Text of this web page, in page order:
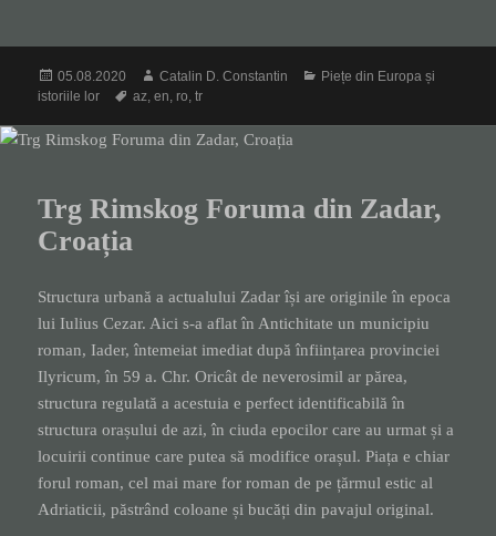
Posted
on
05.08.2020 Author
Catalin D. Constantin Categories
Piețe din Europa și
istoriile lor
Tags
az ,en ro ,tr
Trg Rimskog Foruma din Zadar,
Croația
Structura urbană a actualului Zadar își are originile în epoca
lui Iulius Cezar. Aici s-a aflat în Antichitate un municipiu
roman, Iader, întemeiat imediat după înființarea provinciei
Ilyricum, în 59 a. Chr. Oricât de neverosimil ar părea,
structura regulată a acestuia e perfect identificabilă în
structura orașului de azi, în ciuda epocilor care au urmat și a
locuirii continue care putea să modifice orașul. Piața e chiar
forul roman, cel mai mare for roman de pe țărmul estic al
Adriaticii, păstrând coloane și bucăți din pavajul original.